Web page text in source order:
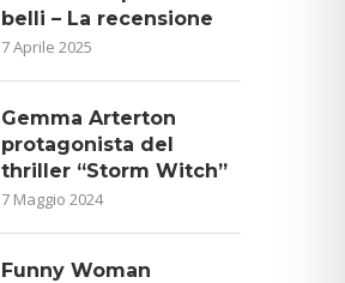
belli – La recensione
7 Aprile 2025
Gemma Arterton
protagonista del
thriller “Storm Witch”
7 Maggio 2024
Funny Woman